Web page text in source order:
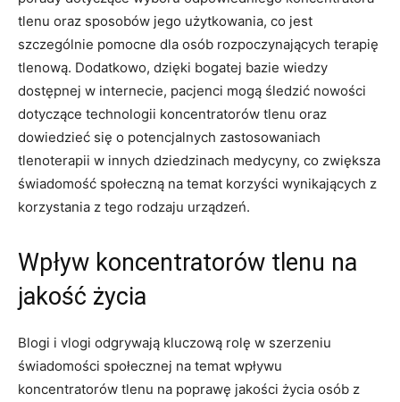
tlenu oraz sposobów jego ‍użytkowania, co jest
szczególnie pomocne dla osób rozpoczynających‍ terapię​
tlenową. Dodatkowo, dzięki bogatej bazie wiedzy
dostępnej w internecie, pacjenci mogą śledzić ⁢nowości
dotyczące technologii koncentratorów tlenu oraz
‍dowiedzieć się o potencjalnych zastosowaniach
tlenoterapii w innych dziedzinach medycyny, co zwiększa
świadomość społeczną na temat korzyści wynikających z
korzystania z tego rodzaju urządzeń.
Wpływ koncentratorów‌ tlenu na
‌jakość życia
Blogi i vlogi odgrywają kluczową rolę w szerzeniu
świadomości społecznej na ⁢temat wpływu
koncentratorów ​tlenu na poprawę jakości życia osób z